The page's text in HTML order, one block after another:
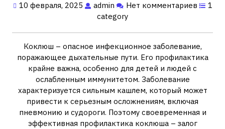
10 февраля, 2025 admin Нет комментариев
1
category
Коклюш – опасное инфекционное заболевание,
поражающее дыхательные пути. Его профилактика
крайне важна, особенно для детей и людей с
ослабленным иммунитетом. Заболевание
характеризуется сильным кашлем, который может
привести к серьезным осложнениям, включая
пневмонию и судороги. Поэтому своевременная и
эффективная профилактика коклюша – залог